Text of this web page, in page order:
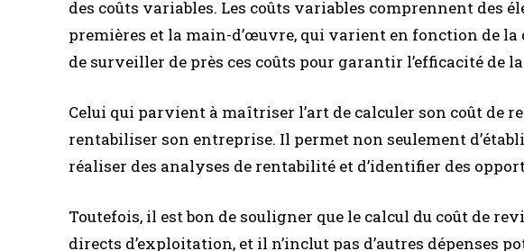
des coûts variables. Les coûts variables comprennent des
premières et la main-d’œuvre, qui varient en fonction de
de surveiller de près ces coûts pour garantir l’efficacité de
Celui qui parvient à maîtriser l’art de calculer son coût de
rentabiliser son entreprise. Il permet non seulement
réaliser des analyses de rentabilité et d’identifier des
Toutefois, il est bon de souligner que le calcul du coût de
directs d’exploitation, et il n’inclut pas d’autres dépenses